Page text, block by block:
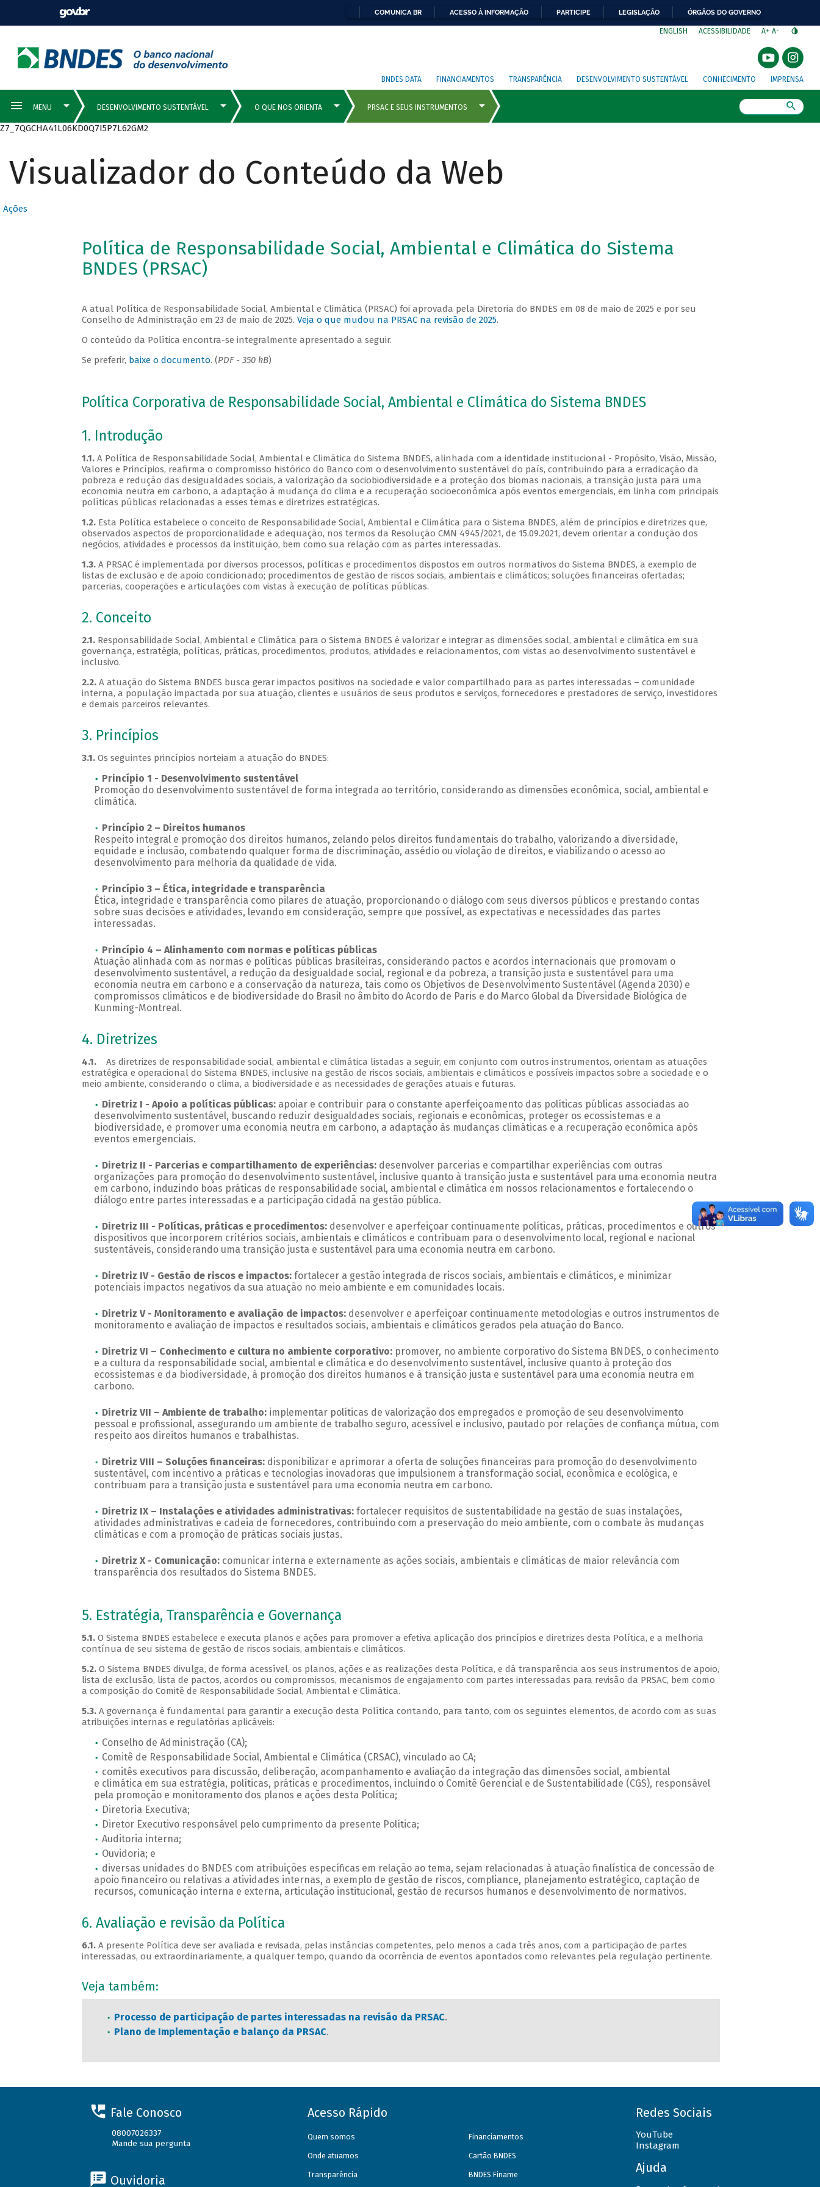
COMUNICA BR ACESSO À INFORMAÇÃO PARTICIPE LEGISLAÇÃO ÓRGÃOS DO GOVERNO
ENGLISH ACESSIBILIDADE A+ A-
BNDES DATA FINANCIAMENTOS TRANSPARÊNCIA DESENVOLVIMENTO SUSTENTÁVEL CONHECIMENTO IMPRENSA
Z7_7QGCHA41L06KD0Q7I5P7L62GM2
Visualizador do Conteúdo da Web
Ações
Política de Responsabilidade Social, Ambiental e Climática do Sistema
BNDES (PRSAC)
A atual Política de Responsabilidade Social, Ambiental e Climática (PRSAC) foi aprovada pela Diretoria do BNDES em 08 de maio de 2025 e por seu
Conselho de Administração em 23 de maio de 2025.Veja o que mudou na PRSAC na revisão de 2025.
O conteúdo da Política encontra-se integralmente apresentado a seguir.
Se preferir, baixe o documento. (PDF - 350 kB)
Política Corporativa de Responsabilidade Social, Ambiental e Climática do Sistema BNDES
1. Introdução
1.1.A Política de Responsabilidade Social, Ambiental e Climática do Sistema BNDES, alinhada com a identidade institucional - Propósito, Visão, Missão,
Valores e Princípios, reafirma o compromisso histórico do Banco com o desenvolvimento sustentável do país, contribuindo para a erradicação da
pobreza e redução das desigualdades sociais, a valorização da sociobiodiversidade e a proteção dos biomas nacionais, a transição justa para uma
economia neutra em carbono, a adaptação à mudança do clima e a recuperação socioeconômica após eventos emergenciais, em linha com principais
políticas públicas relacionadas a esses temas e diretrizes estratégicas.
1.2. Esta Política estabelece o conceito de Responsabilidade Social, Ambiental e Climática para o Sistema BNDES, além de princípios e diretrizes que,
observados aspectos de proporcionalidade e adequação, nos termos da Resolução CMN 4945/2021, de 15.09.2021, devem orientar a condução dos
negócios, atividades e processos da instituição, bem como sua relação com as partes interessadas.
1.3. A PRSAC é implementada por diversos processos, políticas e procedimentos dispostos em outros normativos do Sistema BNDES, a exemplo de
listas de exclusão e de apoio condicionado; procedimentos de gestão de riscos sociais, ambientais e climáticos; soluções financeiras ofertadas;
parcerias, cooperações e articulações com vistas à execução de políticas públicas.
2. Conceito
2.1. Responsabilidade Social, Ambiental e Climática para o Sistema BNDES é valorizar e integrar as dimensões social, ambiental e climática em sua
governança, estratégia, políticas, práticas, procedimentos, produtos, atividades e relacionamentos, com vistas ao desenvolvimento sustentável e
inclusivo.
2.2. A atuação do Sistema BNDES busca gerar impactos positivos na sociedade e valor compartilhado para as partes interessadas – comunidade
interna, a população impactada por sua atuação, clientes e usuários de seus produtos e serviços, fornecedores e prestadores de serviço, investidores
e demais parceiros relevantes.
3. Princípios
3.1. Os seguintes princípios norteiam a atuação do BNDES:
Princípio 1 - Desenvolvimento sustentável
Promoção do desenvolvimento sustentável de forma integrada ao território, considerando as dimensões econômica, social, ambiental e
climática.
Princípio 2 – Direitos humanos
Respeito integral e promoção dos direitos humanos, zelando pelos direitos fundamentais do trabalho, valorizando a diversidade,
equidade e inclusão, combatendo qualquer forma de discriminação, assédio ou violação de direitos, e viabilizando o acesso ao
desenvolvimento para melhoria da qualidade de vida.
Princípio 3 – Ética, integridade e transparência
Ética, integridade e transparência como pilares de atuação, proporcionando o diálogo com seus diversos públicos e prestando contas
sobre suas decisões e atividades, levando em consideração, sempre que possível, as expectativas e necessidades das partes
interessadas.
Princípio 4 – Alinhamento com normas e políticas públicas
Atuação alinhada com as normas e políticas públicas brasileiras, considerando pactos e acordos internacionais que promovam o
desenvolvimento sustentável, a redução da desigualdade social, regional e da pobreza, a transição justa e sustentável para uma
economia neutra em carbono e a conservação da natureza, tais como os Objetivos de Desenvolvimento Sustentável (Agenda 2030) e
compromissos climáticos e de biodiversidade do Brasil no âmbito do Acordo de Paris e do Marco Global da Diversidade Biológica de
Kunming-Montreal.
4. Diretrizes
4.1.
As diretrizes de responsabilidade social, ambiental e climática listadas a seguir, em conjunto com outros instrumentos, orientam as atuações
estratégica e operacional do Sistema BNDES, inclusive na gestão de riscos sociais, ambientais e climáticos e possíveis impactos sobre a sociedade e o
meio ambiente, considerando o clima, a biodiversidade e as necessidades de gerações atuais e futuras.
Diretriz I - Apoio a políticas públicas: apoiar e contribuir para o constante aperfeiçoamento das políticas públicas associadas ao
desenvolvimento sustentável, buscando reduzir desigualdades sociais, regionais e econômicas, proteger os ecossistemas e a
biodiversidade, e promover uma economia neutra em carbono, a adaptação às mudanças climáticas e a recuperação econômica após
eventos emergenciais.
Diretriz II - Parcerias e compartilhamento de experiências: desenvolver parcerias e compartilhar experiências com outras
organizações para promoção do desenvolvimento sustentável, inclusive quanto à transição justa e sustentável para uma economia neutra
em carbono, induzindo boas práticas de responsabilidade social, ambiental e climática em nossos relacionamentos e fortalecendo o
diálogo entre partes interessadas e a participação cidadã na gestão pública.
Diretriz III - Políticas, práticas e procedimentos: desenvolver e aperfeiçoar continuamente políticas, práticas, procedimentos e outros
dispositivos que incorporem critérios sociais, ambientais e climáticos e contribuam para o desenvolvimento local, regional e nacional
sustentáveis, considerando uma transição justa e sustentável para uma economia neutra em carbono.
Diretriz IV - Gestão de riscos e impactos: fortalecer a gestão integrada de riscos sociais, ambientais e climáticos, e minimizar
potenciais impactos negativos da sua atuação no meio ambiente e em comunidades locais.
Diretriz V - Monitoramento e avaliação de impactos: desenvolver e aperfeiçoar continuamente metodologias e outros instrumentos de
monitoramento e avaliação de impactos e resultados sociais, ambientais e climáticos gerados pela atuação do Banco.
Diretriz VI – Conhecimento e cultura no ambiente corporativo: promover, no ambiente corporativo do Sistema BNDES, o conhecimento
e a cultura da responsabilidade social, ambiental e climática e do desenvolvimento sustentável, inclusive quanto à proteção dos
ecossistemas e da biodiversidade, à promoção dos direitos humanos e à transição justa e sustentável para uma economia neutra em
carbono.
Diretriz VII – Ambiente de trabalho: implementar políticas de valorização dos empregados e promoção de seu desenvolvimento
pessoal e profissional, assegurando um ambiente de trabalho seguro, acessível e inclusivo, pautado por relações de confiança mútua, com
respeito aos direitos humanos e trabalhistas.
Diretriz VIII – Soluções financeiras: disponibilizar e aprimorar a oferta de soluções financeiras para promoção do desenvolvimento
sustentável, com incentivo a práticas e tecnologias inovadoras que impulsionem a transformação social, econômica e ecológica, e
contribuam para a transição justa e sustentável para uma economia neutra em carbono.
Diretriz IX – Instalações e atividades administrativas: fortalecer requisitos de sustentabilidade na gestão de suas instalações,
atividades administrativas e cadeia de fornecedores, contribuindo com a preservação do meio ambiente, com o combate às mudanças
climáticas e com a promoção de práticas sociais justas.
Diretriz X - Comunicação: comunicar interna e externamente as ações sociais, ambientais e climáticas de maior relevância com
transparência dos resultados do Sistema BNDES.
5. Estratégia, Transparência e Governança
5.1. O Sistema BNDES estabelece e executa planos e ações para promover a efetiva aplicação dos princípios e diretrizes desta Política, e a melhoria
contínua de seu sistema de gestão de riscos sociais, ambientais e climáticos.
5.2.O Sistema BNDES divulga, de forma acessível, os planos, ações e as realizações desta Política, e dá transparência aos seus instrumentos de apoio,
lista de exclusão, lista de pactos, acordos ou compromissos, mecanismos de engajamento com partes interessadas para revisão da PRSAC, bem como
a composição do Comitê de Responsabilidade Social, Ambiental e Climática.
5.3.A governança é fundamental para garantir a execução desta Política contando, para tanto, com os seguintes elementos, de acordo com as suas
atribuições internas e regulatórias aplicáveis:
Conselho de Administração (CA);
Comitê de Responsabilidade Social, Ambiental e Climática (CRSAC), vinculado ao CA;
comitês executivos para discussão, deliberação, acompanhamento e avaliação da integração das dimensões social, ambiental
e climática em sua estratégia, políticas, práticas e procedimentos, incluindo o Comitê Gerencial e de Sustentabilidade (CGS), responsável
pela promoção e monitoramento dos planos e ações desta Política;
Diretoria Executiva;
Diretor Executivo responsável pelo cumprimento da presente Política;
Auditoria interna;
Ouvidoria; e
diversas unidades do BNDES com atribuições específicas em relação ao tema, sejam relacionadas à atuação finalística de concessão de
apoio financeiro ou relativas a atividades internas, a exemplo de gestão de riscos, compliance, planejamento estratégico, captação de
recursos, comunicação interna e externa, articulação institucional, gestão de recursos humanos e desenvolvimento de normativos.
6. Avaliação e revisão da Política
6.1.A presente Política deve ser avaliada e revisada, pelas instâncias competentes, pelo menos a cada três anos, com a participação de partes
interessadas, ou extraordinariamente, a qualquer tempo, quando da ocorrência de eventos apontados como relevantes pela regulação pertinente.
Veja também:
Processo de participação de partes interessadas na revisão da PRSAC.
Plano de Implementação e balanço da PRSAC.
Fale Conosco
08007026337
Mande sua pergunta
Ouvidoria
Acesso Rápido
Quem somos
Onde atuamos
Transparência
Financiamentos
Cartão BNDES
BNDES Finame
Redes Sociais
YouTube
Instagram
Ajuda